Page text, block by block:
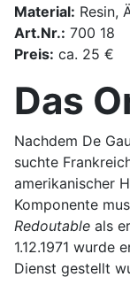
Material: Resin,
Art.Nr.: 700 18
Preis: ca. 25 €
Das
Nachdem De
suchte
amerikanischer
Komponente
Redoutable als
1.12.1971
Dienst gestellt